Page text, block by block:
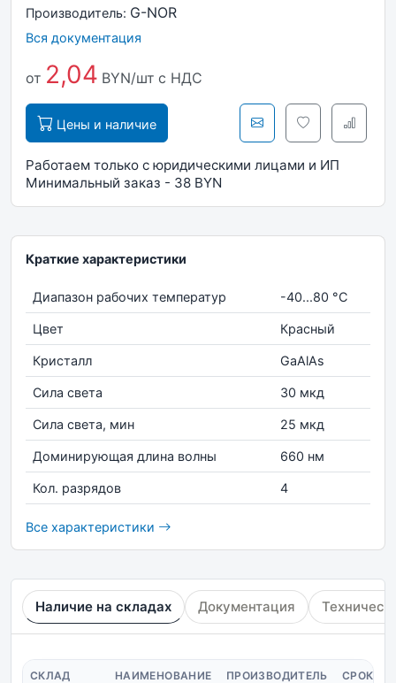
Производитель: G-NOR
Вся документация
от 2,04 BYN/шт с НДС
Цены и наличие
Работаем только с юридическими лицами и ИП
Минимальный заказ - 38 BYN
Краткие характеристики
Диапазон рабочих температур -40...80 °С
Цвет Красный
Кристалл GaAlAs
Сила света 30 мкд
Сила света, мин 25 мкд
Доминирующая длина волны 660 нм
Кол. разрядов 4
Все характеристики
Наличие на складах Документация
СКЛАД НАИМЕНОВАНИЕ ПРОИЗВОДИТЕЛЬ СРОК